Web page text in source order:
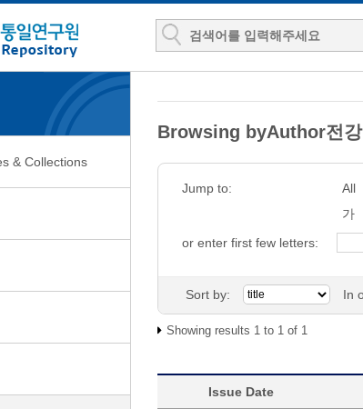
& Collections
Browsing byAuthor전
Jump to: All
가
or enter first few letters:
Sort by: In
Showing results 1 to 1 of 1
Issue Date